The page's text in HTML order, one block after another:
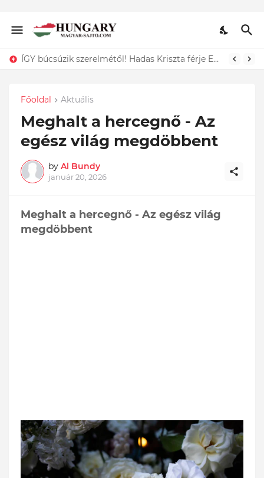
Dráma: Ő az a 11 hónapos kisgyermek, akit egy kukában találtak és csak a szerencsének köszönhető, hogy életben maradt. Döbbenet ami történt:
Főoldal Aktuális
Meghalt a hercegnő - Az
egész világ megdöbbent
by Al Bundy
január 20, 2026
Meghalt a hercegnő - Az egész világ
megdöbbent